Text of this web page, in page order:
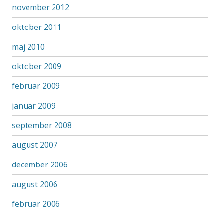
november 2012
oktober 2011
maj 2010
oktober 2009
februar 2009
januar 2009
september 2008
august 2007
december 2006
august 2006
februar 2006